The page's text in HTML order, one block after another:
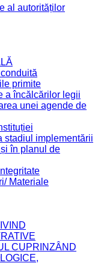
al autorităților
primite
a încălcărilor legii
unei agende de
stadiul implementării
în planul de
Materiale
CUPRINZÂND